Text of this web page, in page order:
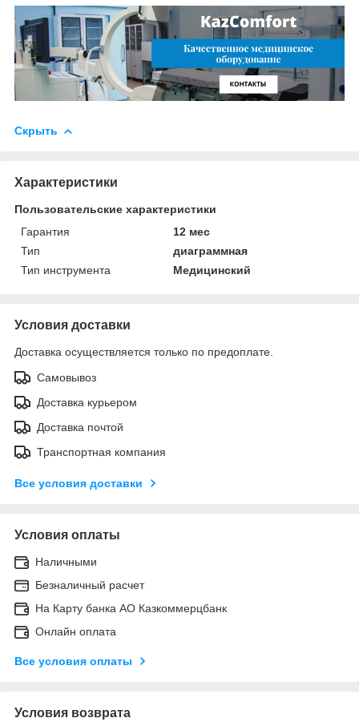
Скрыть
Характеристики
Пользовательские характеристики
Гарантия
12 мес
Тип
диаграммная
Тип инструмента
Медицинский
Условия доставки
Доставка осуществляется только по предоплате.
Самовывоз
Доставка курьером
Доставка почтой
Транспортная компания
Все условия доставки
Условия оплаты
Наличными
Безналичный расчет
На Карту банка АО Казкоммерцбанк
Онлайн оплата
Все условия оплаты
Условия возврата